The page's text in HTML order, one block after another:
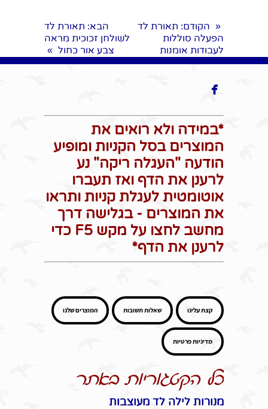
« הקודם: תאורת לד
הפעלה סוללות
לעבודות אומנות
הבא: תאורת לד
לשולחן זכוכית מראה
צבע אור כחול »

*במידה ולא רואים את
המוצרים בסל הקניות ומופיע
הודעה "העגלה ריקה" נע
לרענן את הדף ואז תעברו
אוטומטית לעגלת קניות ותראו
את המוצרים - בגלישה דרך
מחשב לחצו על מקש F5 כדי
לרענן את הדף*
קצת עלינו שאלות תשובות המוצרים שלנו
מדיניות פרטיות
כל הקטגוריות באתר
מנורות לילה לד מעוצבות